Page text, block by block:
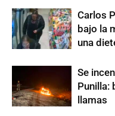
Carlos
bajo la
una
Se
Punilla:
llamas